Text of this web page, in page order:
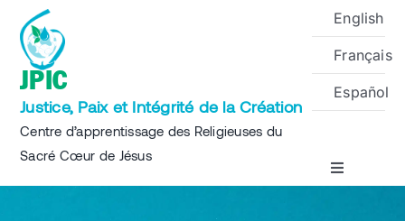
content
JPIC
Justice, Paix et Intégrité de la Création
Centre d’apprentissage des Religieuses du
Sacré Cœur de Jésus
English
Français
Español
Toggle